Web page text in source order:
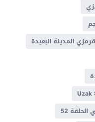
قرمزي المدينة البعيدة
52